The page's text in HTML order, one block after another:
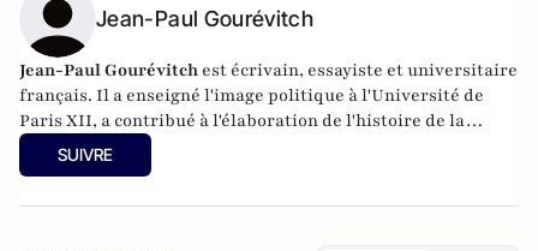
Jean-Paul Gourévitch
Jean-Paul Gourévitch est écrivain, essayiste et universitaire
français. Il a enseigné l'image politique à l'Université de
Paris XII, a contribué à l'élaboration de l'histoire de la
littérature de la jeunesse et de ses illustrateurs par ses
ouvrages et ses expositions, et a publié plusieurs ouvrages
SUIVRE